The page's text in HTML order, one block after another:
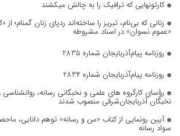
کارتونهایی که ترافیک را به چالش میکشند
زنانی که بی‌نام، تبریز را ساخته‌اند ردپای زنان گمنام؛ از
«عموم نسوان» در اسناد مشروطه
روزنامه پیام‌آذربایجان شماره 2835
روزنامه پیام‌آذربایجان شماره 2834
رؤسای کارگروه های علمی و نخبگانی رسانه، روانشناسی
نخبگان آذربایجان‌شرقی منصوب شدند
آیین رونمایی از کتاب «من و رسانه» توهم دانایی،
سواد رسانه